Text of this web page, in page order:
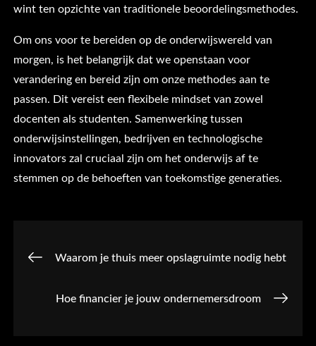
wint ten opzichte van traditionele beoordelingsmethodes.
Om ons voor te bereiden op de onderwijswereld van
morgen, is het belangrijk dat we openstaan voor
verandering en bereid zijn om onze methodes aan te
passen. Dit vereist een flexibele mindset van zowel
docenten als studenten. Samenwerking tussen
onderwijsinstellingen, bedrijven en technologische
innovators zal cruciaal zijn om het onderwijs af te
stemmen op de behoeften van toekomstige generaties.
Post
navigation
Waarom je thuis meer opslagruimte nodig hebt
Hoe financier je jouw ondernemersdroom